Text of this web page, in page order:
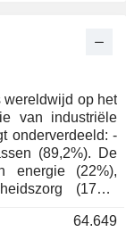
wereldwijd op het
van industriële
-
(89,2%). De
energie (22%),
(17%),
64.649